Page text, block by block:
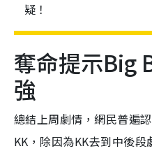
疑！
奪命提示Big
強
總結上周劇情，網民普遍
KK，除因為KK去到中後